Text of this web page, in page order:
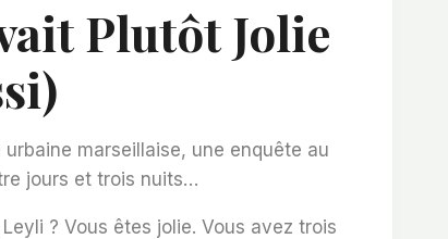
Plutôt Jolie
marseillaise, une enquête au
jours et trois nuits…
? Vous êtes jolie. Vous avez trois